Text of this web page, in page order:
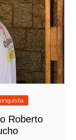
Roberto